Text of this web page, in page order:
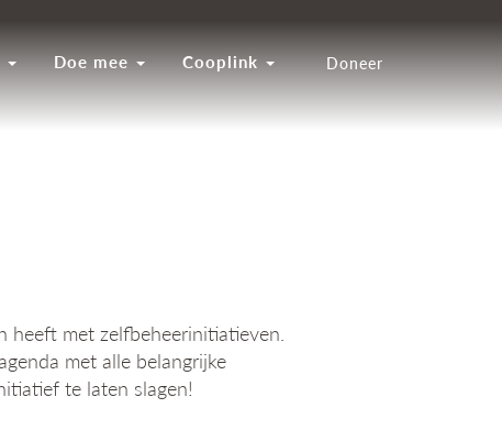
Doe mee Cooplink Doneer
heeft met zelfbeheerinitiatieven.
met alle belangrijke
te laten slagen!